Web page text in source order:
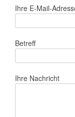
Ihre E-Mail-
Betreff
Ihre Nachricht